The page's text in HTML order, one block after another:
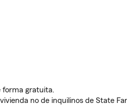
forma gratuita.
no de inquilinos de State